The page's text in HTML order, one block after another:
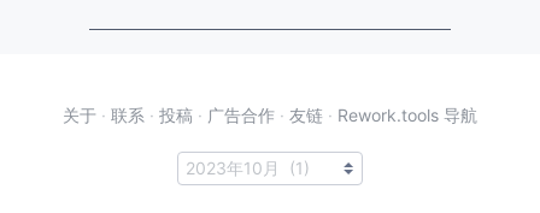
关于 · 联系 · 投稿 · 广告合作 · 友链 · Rework.tools 导航